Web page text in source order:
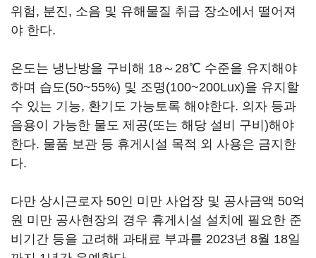
위험, 분진, 소음 및 유해물질 취급 장소에서 떨어져
야 한다.
온도는 냉난방을 구비해 18～28℃ 수준을 유지해야
하며 습도(50~55%) 및 조명(100~200Lux)을 유지할
수 있는 기능, 환기도 가능토록 해야한다. 의자 등과
음용이 가능한 물도 제공(또는 해당 설비 구비)해야
한다. 물품 보관 등 휴게시설 목적 외 사용은 금지한
다.
다만 상시근로자 50인 미만 사업장 및 공사금액 50억
원 미만 공사현장의 경우 휴게시설 설치에 필요한 준
비기간 등을 고려해 과태료 부과를 2023년 8월 18일